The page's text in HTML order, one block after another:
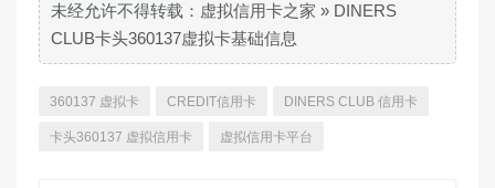
未经允许不得转载： 虚拟信用卡之家 » DINERS
CLUB卡头360137虚拟卡基础信息
360137 虚拟卡 CREDIT信用卡 DINERS CLUB 信用卡
卡头360137 虚拟信用卡 虚拟信用卡平台